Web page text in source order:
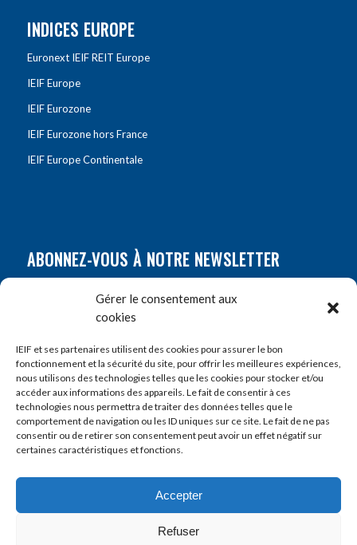
Gérer le consentement aux
cookies
IEIF et ses partenaires utilisent des cookies pour assurer le bon
fonctionnement et la sécurité du site, pour offrir les meilleures expériences,
nous utilisons des technologies telles que les cookies pour stocker et/ou
accéder aux informations des appareils. Le fait de consentir à ces
technologies nous permettra de traiter des données telles que le
comportement de navigation ou les ID uniques sur ce site. Le fait de ne pas
consentir ou de retirer son consentement peut avoir un effet négatif sur
certaines caractéristiques et fonctions.
Accepter
Refuser
INDICES EUROPE
Euronext IEIF REIT Europe
IEIF Europe
IEIF Eurozone
IEIF Eurozone hors France
IEIF Europe Continentale
ABONNEZ-VOUS À NOTRE NEWSLETTER
Prénom*
E-mail*